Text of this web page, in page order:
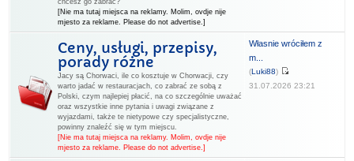
chcesz go zabrać?
[Nie ma tutaj miejsca na reklamy. Molim, ovdje nije
mjesto za reklame. Please do not advertise.]
Ceny, usługi, przepisy,
porady różne
Jacy są Chorwaci, ile co kosztuje w Chorwacji, czy
warto jadać w restauracjach, co zabrać ze sobą z
Polski, czym najlepiej płacić, na co szczególnie uważać
oraz wszystkie inne pytania i uwagi związane z
wyjazdami, także te nietypowe czy specjalistyczne,
powinny znaleźć się w tym miejscu.
[Nie ma tutaj miejsca na reklamy. Molim, ovdje nije
mjesto za reklame. Please do not advertise.]
Własnie wróciłem z
m...
(Luki88)
31.07.2026 23:21